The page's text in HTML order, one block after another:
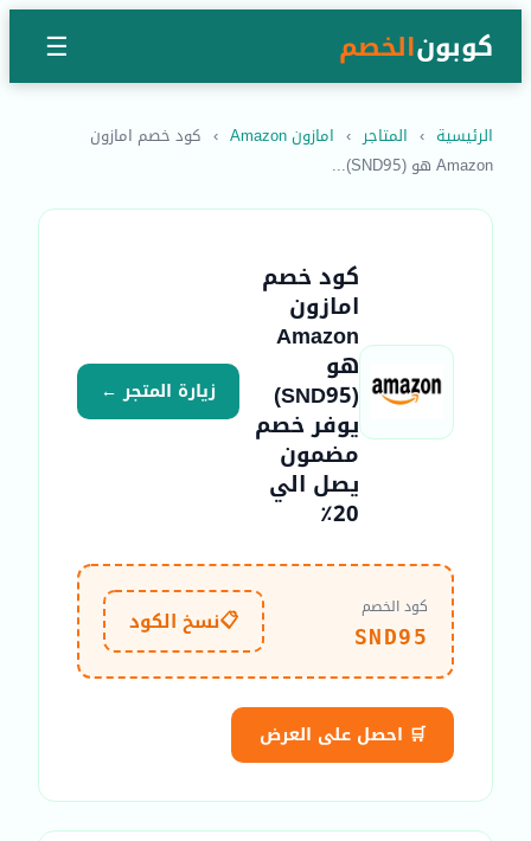
كوبونالخصم ☰
الرئيسية › المتاجر › امازون Amazon › كود خصم امازون
Amazon هو (SND95)...
كود خصم
امازون
Amazon
هو
(SND95)
يوفر خصم
مضمون
يصل الي
20٪
زيارة المتجر ←
كود الخصم
SND95
📋نسخ الكود
🛒 احصل على العرض